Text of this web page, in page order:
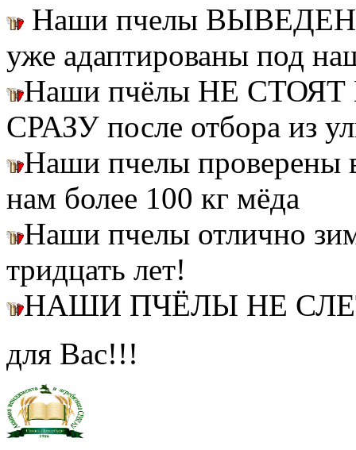
Наши пчелы
уже адаптированы под
Наши пчёлы НЕ СТОЯТ
СРАЗУ после отбора из
Наши пчелы
нам более 100 кг мёда
Наши пчелы отлично
тридцать лет!
НАШИ ПЧЁЛЫ НЕ
для Вас!!!